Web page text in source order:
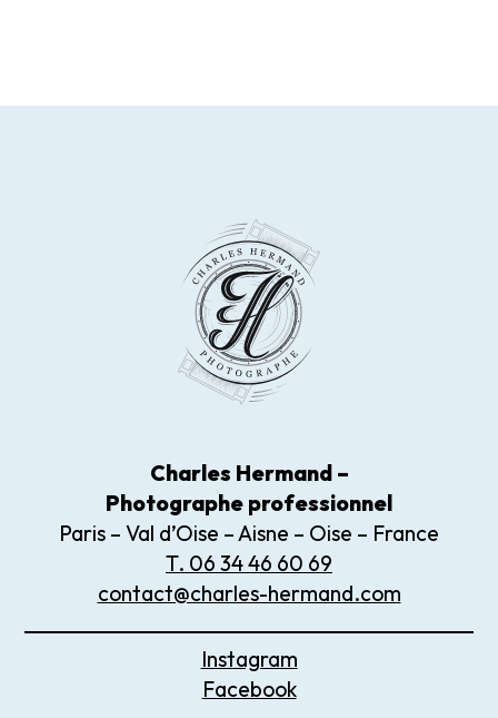
Charles Hermand –
Photographe professionnel
Paris – Val d’Oise – Aisne – Oise – France
T. 06 34 46 60 69
contact@charles-hermand.com
Instagram
Facebook